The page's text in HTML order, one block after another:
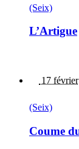
(Seix)
L’Artigue
17 février
(Seix)
Coume